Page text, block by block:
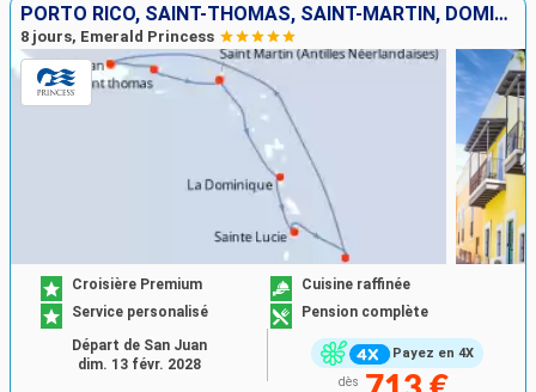
PORTO RICO, SAINT-THOMAS, SAINT-MARTIN, DOMINIQUE, SAINTE-LUCIE, BARBADE
8 jours, Emerald Princess
Payez en 4X
Croisière Premium
Cuisine raffinée
Service personalisé
Pension complète
dès
Départ de San Juan
dim. 13 févr. 2028